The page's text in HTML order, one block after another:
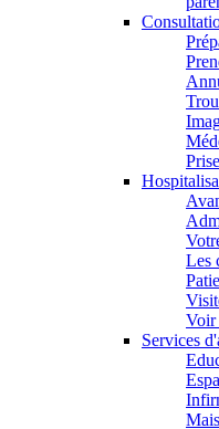
Les
Voir
Services